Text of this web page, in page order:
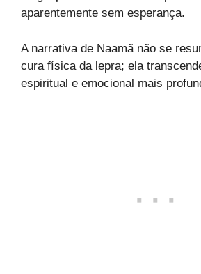
aparentemente sem esperança.
A narrativa de Naamã não se
cura física da lepra; ela
espiritual e emocional mais